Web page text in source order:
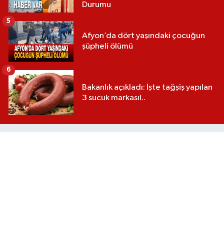
Durumu
Afyon’da dört yaşındaki çocuğun
şüpheli ölümü
5
Bakanlık açıkladı: İşte tağşiş yapılan
3 sucuk markası!..
6